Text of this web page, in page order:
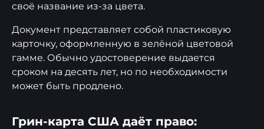
своё название из-за цвета.
Документ представляет собой пластиковую
карточку, оформленную в зелёной цветовой
гамме. Обычно удостоверение выдается
сроком на десять лет, но по необходимости
может быть продлено.
Грин-карта США даёт право: